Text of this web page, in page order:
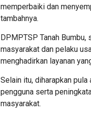
memperbaiki dan
tambahnya.
DPMPTSP Tanah
masyarakat dan pelaku
menghadirkan layanan
Selain itu, diharapkan
pengguna serta
masyarakat.